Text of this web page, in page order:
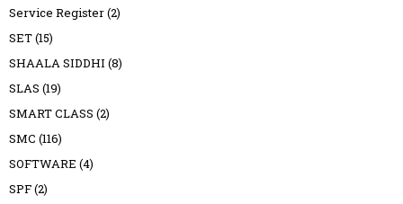
Service Register(2)
SET(15)
SHAALA SIDDHI (8)
SLAS (19)
SMART CLASS (2)
SMC (116)
SOFTWARE (4)
SPF(2)